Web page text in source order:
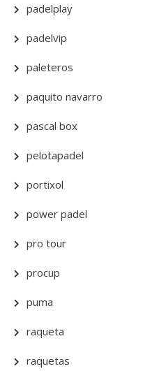
padelplay
padelvip
paleteros
paquito navarro
pascal box
pelotapadel
portixol
power padel
pro tour
procup
puma
raqueta
raquetas